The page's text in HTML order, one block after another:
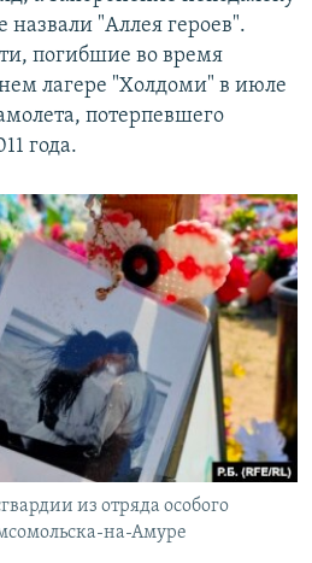
назвали "Аллея героев".
погибшие во время
лагере "Холдоми" в июле
потерпевшего
года.
из отряда особого
на-Амуре